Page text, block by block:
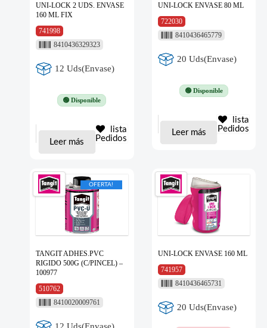
UNI-LOCK 2 UDS. ENVASE
160 ML FIX
741998
8410436329323
12 Uds(Envase)
🟢 Disponible
Leer más
lista
Pedidos
UNI-LOCK ENVASE 80 ML
722030
8410436465779
20 Uds(Envase)
🟢 Disponible
Leer más
lista
Pedidos
OFERTA!
TANGIT ADHES.PVC
RIGIDO 500G (C/PINCEL) –
100977
510762
8410020009761
UNI-LOCK ENVASE 160 ML
741957
8410436465731
20 Uds(Envase)